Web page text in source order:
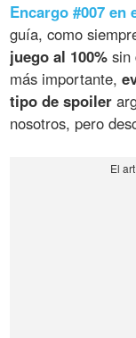
Encargo #007 en
guía, como
juego al 100% sin
más importante,
tipo de spoiler
nosotros, pero